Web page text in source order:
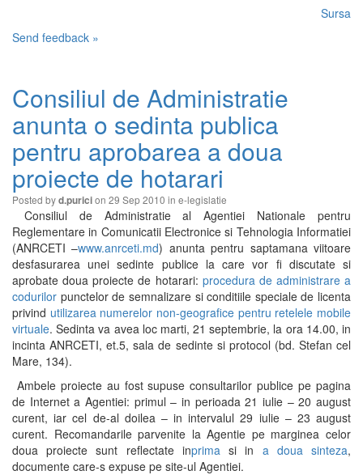
Sursa
Send feedback »
Consiliul de Administratie
anunta o sedinta publica
pentru aprobarea a doua
proiecte de hotarari
Posted byd.puricion 29 Sep 2010 in e-legislatie
Consiliul de Administratie al Agentiei Nationale pentru
Reglementare in Comunicatii Electronice si Tehnologia Informatiei
(ANRCETI –www.anrceti.md) anunta pentru saptamana viitoare
desfasurarea unei sedinte publice la care vor fi discutate si
aprobate doua proiecte de hotarari: procedura de administrare a
codurilor punctelor de semnalizare si conditiile speciale de licenta
privind utilizarea numerelor non-geografice pentru retelele mobile
virtuale. Sedinta va avea loc marti, 21 septembrie, la ora 14.00, in
incinta ANRCETI, et.5, sala de sedinte si protocol (bd. Stefan cel
Mare, 134).
Ambele proiecte au fost supuse consultarilor publice pe pagina
de Internet a Agentiei: primul – in perioada 21 iulie – 20 august
curent, iar cel de-al doilea – in intervalul 29 iulie – 23 august
curent. Recomandarile parvenite la Agentie pe marginea celor
doua proiecte sunt reflectate inprimasi in a doua sinteza,
documente care-s expuse pe site-ul Agentiei.